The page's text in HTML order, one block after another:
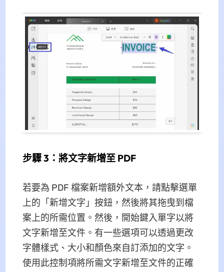
步驟 3：將文字新增至 PDF
若要為 PDF 檔案新增額外文本，請點擊選單
上的「新增文字」按鈕，然後將其拖曳到檔
案上的所需位置。然後，開始鍵入單字以將
文字新增至文件。有一些選項可以透過更改
字體樣式、大小和顏色來自訂添加的文字。
使用此控制項將所需文字新增至文件的正確